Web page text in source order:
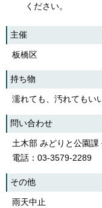
ください。
主催
板橋区
持ち物
濡れても、汚れてもい
問い合わせ
土木部 みどりと公園課
電話：03-3579-2289
その他
雨天中止